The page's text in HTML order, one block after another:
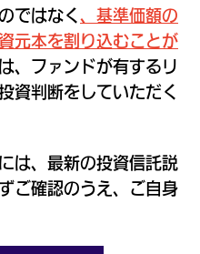
ではなく 、基準価額の
元本を割り込むことが
、ファンドが有するリ
資判断をしていただく
は、最新の投資信託説
ご確認のうえ、ご自身